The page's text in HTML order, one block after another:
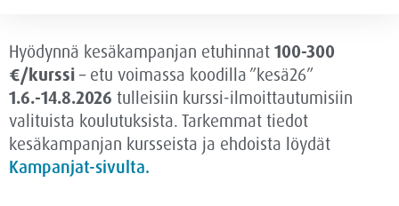
Hyödynnä kesäkampanjan etuhinnat 100-300
€/kurssi – etu voimassa koodilla ”kesä26”
1.6.-14.8.2026 tulleisiin kurssi-ilmoittautumisiin
valituista koulutuksista. Tarkemmat tiedot
kesäkampanjan kursseista ja ehdoista löydät
Kampanjat-sivulta.